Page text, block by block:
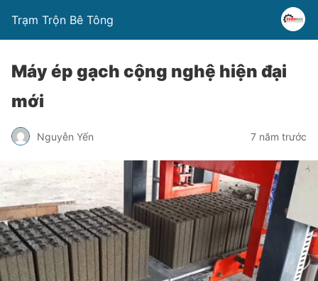
Trạm Trộn Bê Tông
Máy ép gạch cộng nghệ hiện đại
mới
Nguyễn Yến 7 năm trước